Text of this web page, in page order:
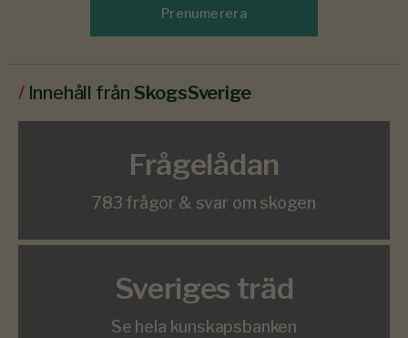
Prenumerera
/ Innehåll från SkogsSverige
Frågelådan
783 frågor & svar om skogen
Sveriges träd
Se hela kunskapsbanken